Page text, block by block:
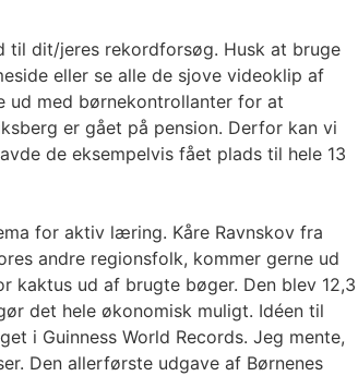
til dit/jeres rekordforsøg. Husk at bruge
eller se alle de sjove videoklip af
ud med børnekontrollanter for at
er gået på pension. Derfor kan vi
de eksempelvis fået plads til hele 13
for aktiv læring. Kåre Ravnskov fra
andre regionsfolk, kommer gerne ud
kaktus ud af brugte bøger. Den blev 12,3
det hele økonomisk muligt. Idéen til
i Guinness World Records. Jeg mente,
Den allerførste udgave af Børnenes